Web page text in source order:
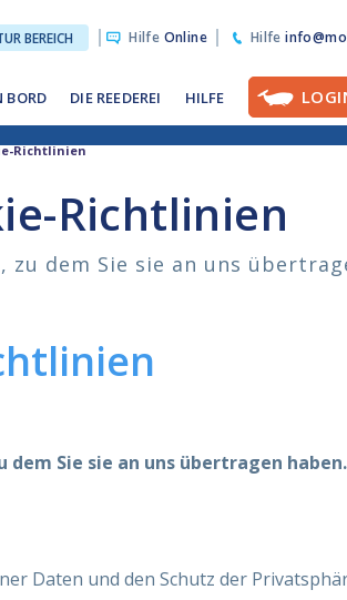
BORD DIE REEDEREI HILFE
BEREICH Hilfe Online Hilfe
Richtlinien
Richtlinien
dem Sie sie an uns
Sie sie an uns übertragen haben.
Daten und den Schutz der